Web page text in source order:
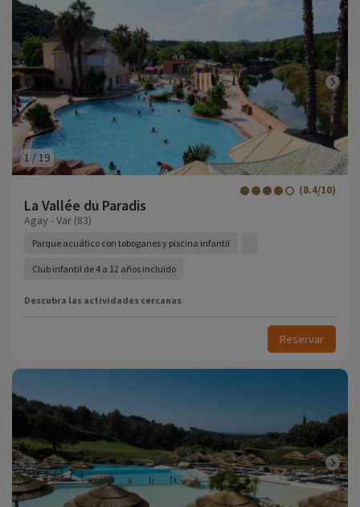
1 /19
La Vallée du Paradis
(8.4/10)
Agay - Var (83)
Parque acuático con toboganes y piscina infantil
Club infantil de 4 a 12 años incluido
Descubra las actividades cercanas
Reservar